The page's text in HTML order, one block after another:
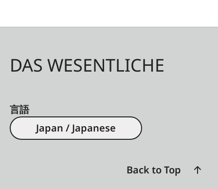
DAS WESENTLICHE
言語
Japan / Japanese
Back to Top